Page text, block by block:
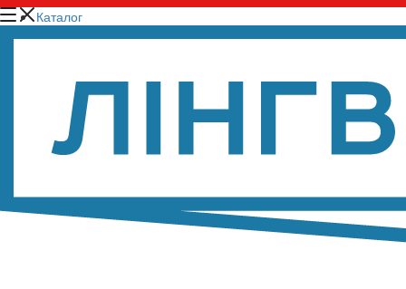
Каталог